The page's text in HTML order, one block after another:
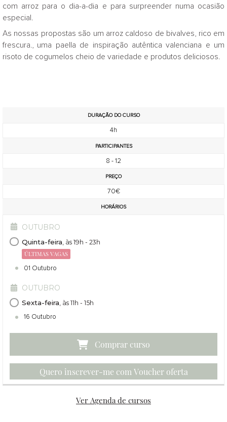
com arroz para o dia-a-dia e para surpreender numa ocasião
especial.
As nossas propostas são um arroz caldoso de bivalves, rico em
frescura., uma paella de inspiração autêntica valenciana e um
risoto de cogumelos cheio de variedade e produtos deliciosos.
DURAÇÃO DO CURSO
4h
PARTICIPANTES
8 - 12
PREÇO
70€
HORÁRIOS
OUTUBRO
Quinta-feira , às 19h - 23h
ÚLTIMAS VAGAS
01 Outubro
OUTUBRO
Sexta-feira, às 11h - 15h
16 Outubro
Quero inscrever-me com Voucher oferta
Ver Agenda de cursos